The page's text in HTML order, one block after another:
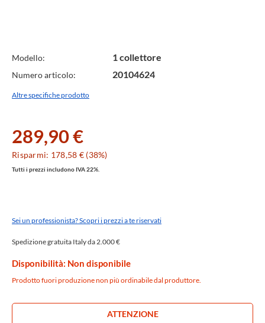
Specifiche
Tecniche
Modello: 1 collettore
Numero articolo: 20104624
Altre specifiche prodotto
289,90 €
Risparmi: 178,58 € (38%)
Tutti i prezzi includono IVA 22%.
Sei un professionista? Scopri i prezzi a te riservati
Spedizione gratuita Italy da 2.000 €
Disponibilità: Non disponibile
Prodotto fuori produzione non più ordinabile dal produttore.
ATTENZIONE